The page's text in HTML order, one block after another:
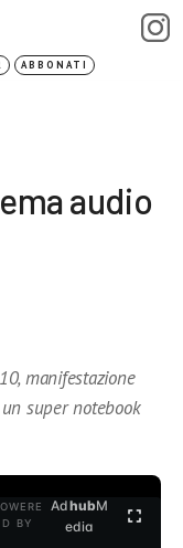
ABBONATI
audio
manifestazione
super notebook
D BY
AdhubM
edia